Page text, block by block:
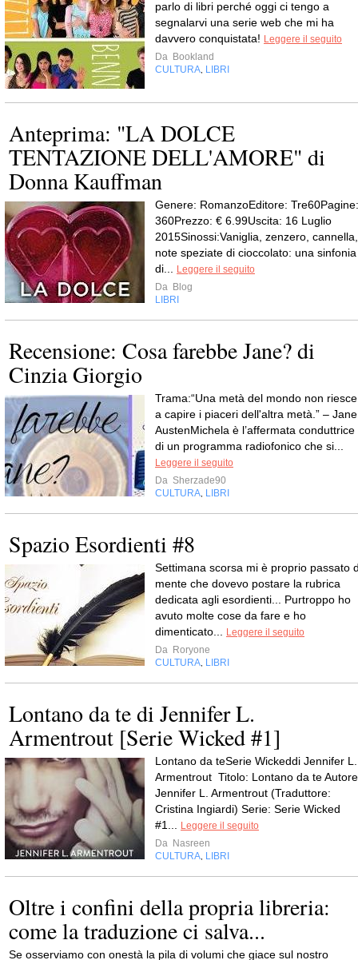
parlo di libri perché oggi ci tengo a
segnalarvi una serie web che mi ha
davvero conquistata! Leggere il seguito
Da Bookland
CULTURA LIBRI
Anteprima: "LA DOLCE
TENTAZIONE DELL'AMORE" di
Donna Kauffman
Genere: RomanzoEditore: Tre60Pagine:
360Prezzo: € 6.99Uscita: 16 Luglio
2015Sinossi:Vaniglia, zenzero, cannella,
note speziate di cioccolato: una sinfonia
di...
Leggere il seguito
Da Blog
LIBRI
Recensione: Cosa farebbe Jane? di
Cinzia Giorgio
Trama:“Una metà del mondo non riesce
a capire i piaceri dell'altra metà.” – Jane
AustenMichela è l’affermata conduttrice
di un programma radiofonico che si...
Leggere il seguito
Da Sherzade90
CULTURA LIBRI
Spazio Esordienti #8
Settimana scorsa mi è proprio passato
mente che dovevo postare la rubrica
dedicata agli esordienti... Purtroppo ho
avuto molte cose da fare e ho
dimenticato...
Leggere il seguito
Da Roryone
CULTURA LIBRI
Lontano da te di Jennifer L.
Armentrout [Serie Wicked #1]
Lontano da teSerie Wickeddi Jennifer L.
Armentrout Titolo: Lontano da te
Jennifer L. Armentrout (Traduttore:
Cristina Ingiardi) Serie: Serie Wicked
#1...
Leggere il seguito
Da Nasreen
CULTURA LIBRI
Oltre i confini della propria libreria:
come la traduzione ci salva...
Se osserviamo con onestà la pila di volumi che giace sul nostro